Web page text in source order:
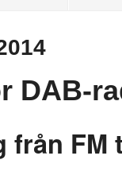
DAB-
från